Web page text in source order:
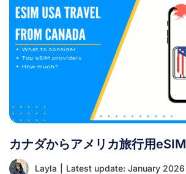
カナダからアメリカ旅行用eSIM
Layla Latest update: January 2026